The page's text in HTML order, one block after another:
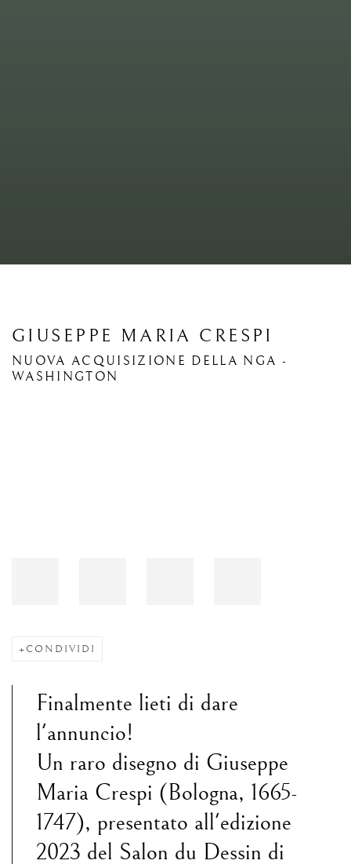
GIUSEPPE MARIA CRESPI
NUOVA ACQUISIZIONE DELLA NGA -
WASHINGTON
CONDIVIDI
Finalmente lieti di dare
l'annuncio!
Un raro disegno di Giuseppe
Maria Crespi (Bologna, 1665-
1747), presentato all'edizione
2023 del Salon du Dessin di